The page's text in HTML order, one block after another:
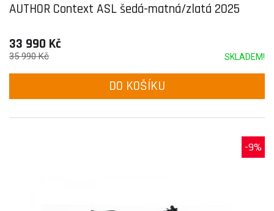
AUTHOR Context ASL šedá-matná/zlatá 2025
33 990 Kč
SKLADEM!
35 990 Kč
DO KOŠÍKU
-9%